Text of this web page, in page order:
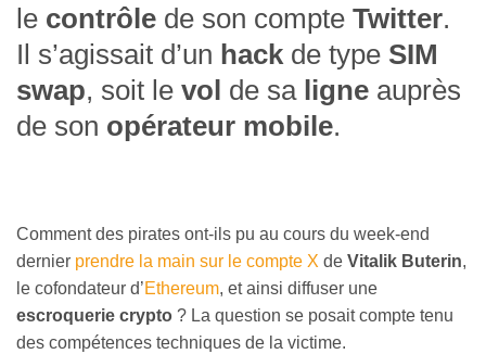
le contrôle de son compte Twitter.
Il s’agissait d’un hack de type SIM
swap, soit le vol de sa ligne auprès
de son opérateur mobile.
Comment des pirates ont-ils pu au cours du week-end
dernier prendre la main sur le compte X de Vitalik Buterin,
le cofondateur d’Ethereum, et ainsi diffuser une
escroquerie crypto ? La question se posait compte tenu
des compétences techniques de la victime.